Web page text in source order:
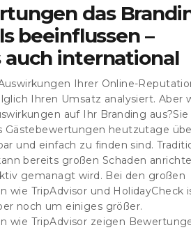
das
beeinflussen –
auch international
Ihrer Online-
Ihren Umsatz analysiert. Aber
auf Ihr Branding aus?Sie
Gästebewertungen heutzutage
und einfach zu finden sind.
bereits großen Schaden
gemanagt wird. Bei den großen
wie TripAdvisor und HolidayCheck
noch um einiges größer.
wie TripAdvisor zeigen